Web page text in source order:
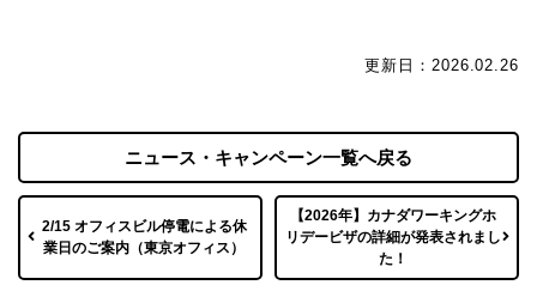
更新日：2026.02.26
2/15 オフィスビル停電による休
業日のご案内（東京オフィス）
ニュース・キャンペーン一覧へ戻る
【2026年】カナダワーキングホ
リデービザの詳細が発表されまし
た！